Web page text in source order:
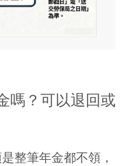
嗎？可以退回或
整筆年金都不領，